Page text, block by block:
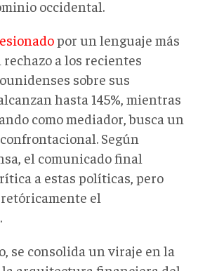
occidental.
por un lenguaje más
a los recientes
sobre sus
hasta 145%, mientras
como mediador, busca un
Según
el comunicado final
a estas políticas, pero
el
se consolida un viraje en la